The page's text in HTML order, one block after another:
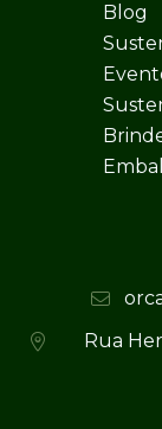
Blog
Rua